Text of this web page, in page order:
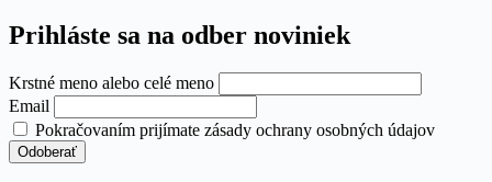
Prihláste sa na odber noviniek
Krstné meno alebo celé meno
Email
Pokračovaním prijímate zásady ochrany osobných údajov